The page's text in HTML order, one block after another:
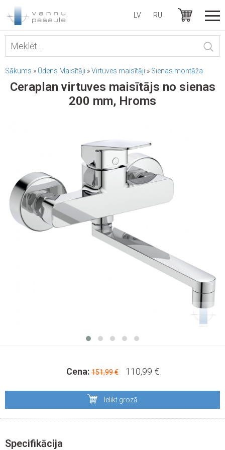
LV RU
Sākums » Ūdens Maisītāji »Virtuves maisītāji » Sienas montāža
Ceraplan virtuves maisītājs no sienas
200 mm, Hroms
Cena:151,99 € 110,99 €
Ielikt grozā
Specifikācija